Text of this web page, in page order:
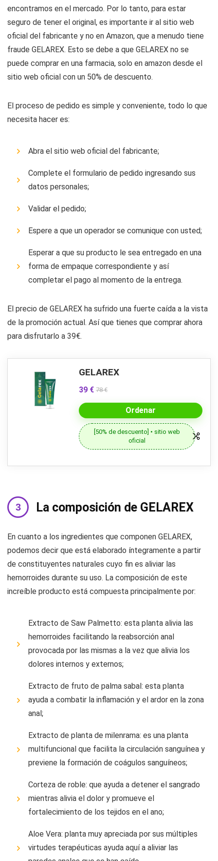
encontramos en el mercado. Por lo tanto, para estar
seguro de tener el original, es importante ir al sitio web
oficial del fabricante y no en Amazon, que a menudo tiene
fraude GELAREX. Esto se debe a que GELAREX no se
puede comprar en una farmacia, solo en amazon desde el
sitio web oficial con un 50% de descuento.
El proceso de pedido es simple y conveniente, todo lo que
necesita hacer es:
Abra el sitio web oficial del fabricante;
Complete el formulario de pedido ingresando sus
datos personales;
Validar el pedido;
Espere a que un operador se comunique con usted;
Esperar a que su producto le sea entregado en una
forma de empaque correspondiente y así
completar el pago al momento de la entrega.
El precio de GELAREX ha sufrido una fuerte caída a la vista
de la promoción actual. Así que tienes que comprar ahora
para disfrutarlo a 39€.
GELAREX
39 € 78 €
Ordenar
[50% de descuento] • sitio web
oficial
La composición de GELAREX
En cuanto a los ingredientes que componen GELAREX,
podemos decir que está elaborado íntegramente a partir
de constituyentes naturales cuyo fin es aliviar las
hemorroides durante su uso. La composición de este
increíble producto está compuesta principalmente por:
Extracto de Saw Palmetto: esta planta alivia las
hemorroides facilitando la reabsorción anal
provocada por las mismas a la vez que alivia los
dolores internos y externos;
Extracto de fruto de palma sabal: esta planta
ayuda a combatir la inflamación y el ardor en la zona
anal;
Extracto de planta de milenrama: es una planta
multifuncional que facilita la circulación sanguínea y
previene la formación de coágulos sanguíneos;
Corteza de roble: que ayuda a detener el sangrado
mientras alivia el dolor y promueve el
fortalecimiento de los tejidos en el ano;
Aloe Vera: planta muy apreciada por sus múltiples
virtudes terapéuticas ayuda aquí a aliviar las